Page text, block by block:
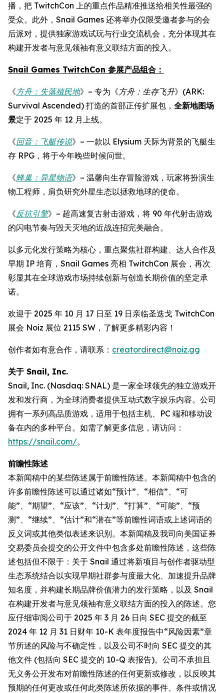
播，把 TwitchCon 上的重点作品精准推送给相关性最强的
受众。此外，Snail Games 还将举办仅限受邀者参与的会
后派对，提供独家游戏试玩与行业交流机会，充分体现其在
构建开发者与意见领袖有意义联结方面的投入。
Snail Games TwitchCon 参展产品组合：
《方舟：失落殖民地》– 专为《方舟：生存飞升》(ARK:
Survival Ascended) 打造的首部正传扩展包， 全新地图场
景定于 2025 年 12 月上线。
《回音：飞艇传说》– 一款以 Elysium 天际为背景的飞艇生
存 RPG，将于今年晚些时候问世。
《蜂巢：异星物语》– 温馨向生存冒险游戏，玩家将扮演生
物工程师，肩负研究外星生态以拯救地球的使命。
《反抗引擎》– 超高速复古射击游戏，将 90 年代射击游戏
的闪电节奏与毁天灭地的近战连招完美融合。
以多元化发行策略为核心，重点聚焦社群构建、达人合作及
早期 IP 培育，Snail Games 亮相 TwitchCon 展会，再次
彰显其在全球游戏市场持续创新与创造长期价值的坚定承
诺。
欢迎于 2025 年 10 月 17 日至 19 日亲临圣迭戈 TwitchCon
展会 Noiz 展位 2115 SW，了解更多精彩内容！
创作者如有意合作，请联系： creatordirect@noiz.gg
关于 Snail, Inc.
Snail, Inc. (Nasdaq: SNAL) 是一家全球领先的独立游戏开
发和发行商，为全球消费者提供互动式数字娱乐内容。公司
拥有一系列高品质游戏，适用于包括主机、PC 端和移动设
备在内的多种平台。如需了解更多信息，请访问：
https://snail.com/。
前瞻性陈述
本新闻稿中的某些陈述属于前瞻性陈述。本新闻稿中包含的
许多前瞻性陈述可以通过诸如“预计”、“相信”、“可
能”、“期望”、“应该”、“计划”、“打算”、“可能”、“预
测”、“继续”、“估计”和“潜在”等前瞻性词语或上述词语的
反义词或其他类似表述来识别。本新闻稿及我司向美国证券
交易委员会提交的公开文件中包含多处前瞻性陈述，这些陈
述包括但不限于：关于 Snail 通过将新项目与创作者驱动型
生态系统结合以实现早期社群参与度最大化、加速提升品牌
知名度，并构建长期品牌价值潜力的发行策略，以及 Snail
在构建开发者与意见领袖有意义联结方面的投入的陈述。您
应仔细审阅公司于 2025 年 3 月 26 日向 SEC 提交的截至
2024 年 12 月 31 日财年 10-K 表年度报告中“风险因素”章
节所述的风险与不确定性，以及公司不时向 SEC 提交的其
他文件 (包括向 SEC 提交的 10-Q 表报告)。公司不承担且
无义务公开发布对前瞻性陈述的任何更新或修改，以反映其
预期的任何更改或任何此类陈述所依据的事件、条件或情况